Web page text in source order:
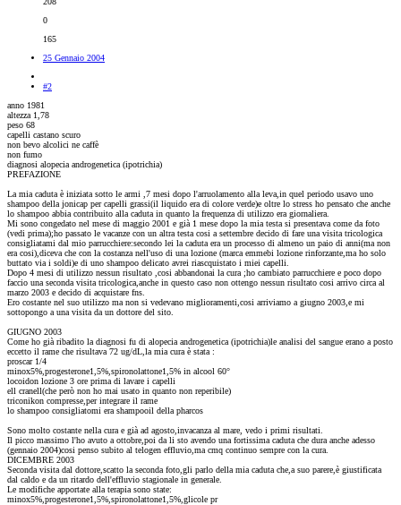
0
165
25 Gennaio 2004
#2
anno 1981
altezza 1,78
peso 68
capelli castano scuro
non bevo alcolici ne caffè
non fumo
diagnosi alopecia androgenetica (ipotrichia)
PREFAZIONE
La mia caduta è iniziata sotto le armi ,7 mesi dopo l'arruolamento alla leva,in quel periodo usavo uno
shampoo della jonicap per capelli grassi(il liquido era di colore verde)e oltre lo stress ho pensato che anche
lo shampoo abbia contribuito alla caduta in quanto la frequenza di utilizzo era giornaliera.
Mi sono congedato nel mese di maggio 2001 e già 1 mese dopo la mia testa si presentava come da foto
(vedi prima);ho passato le vacanze con un altra testa cosi a settembre decido di fare una visita tricologica
consigliatami dal mio parrucchiere:secondo lei la caduta era un processo di almeno un paio di anni(ma non
era cosi),diceva che con la costanza nell'uso di una lozione (marca emmebi lozione rinforzante,ma ho solo
buttato via i soldi)e di uno shampoo delicato avrei riascquistato i miei capelli.
Dopo 4 mesi di utilizzo nessun risultato ,cosi abbandonai la cura ;ho cambiato parrucchiere e poco dopo
faccio una seconda visita tricologica,anche in questo caso non ottengo nessun risultato cosi arrivo circa al
marzo 2003 e decido di acquistare fns.
Ero costante nel suo utilizzo ma non si vedevano miglioramenti,cosi arriviamo a giugno 2003,e mi
sottopongo a una visita da un dottore del sito.
GIUGNO 2003
Come ho già ribadito la diagnosi fu di alopecia androgenetica (ipotrichia)le analisi del sangue erano a posto
eccetto il rame che risultava 72 ug/dL,la mia cura è stata :
proscar 1/4
minox5%,progesterone1,5%,spironolattone1,5% in alcool 60°
locoidon lozione 3 ore prima di lavare i capelli
ell cranell(che però non ho mai usato in quanto non reperibile)
triconikon compresse,per integrare il rame
lo shampoo consigliatomi era shampooil della pharcos
Sono molto costante nella cura e già ad agosto,invacanza al mare, vedo i primi risultati.
Il picco massimo l'ho avuto a ottobre,poi da li sto avendo una fortissima caduta che dura anche adesso
(gennaio 2004)cosi penso subito al telogen effluvio,ma cmq continuo sempre con la cura.
DICEMBRE 2003
Seconda visita dal dottore,scatto la seconda foto,gli parlo della mia caduta che,a suo parere,è giustificata
dal caldo e da un ritardo dell'effluvio stagionale in generale.
Le modifiche apportate alla terapia sono state:
minox5%,progesterone1,5%,spironolattone1,5%,glicole pr